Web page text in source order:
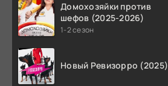
Домохозяйки против
шефов (2025-2026)
1-2 сезон
Новый Ревизорро (2025)